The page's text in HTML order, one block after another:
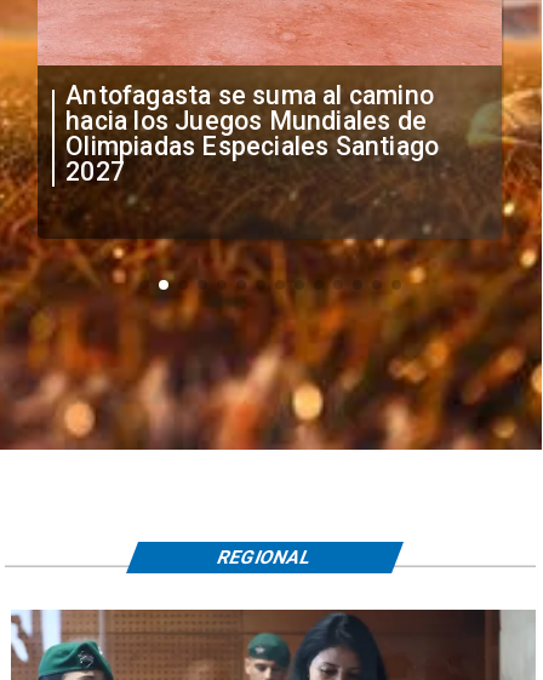
"Falta de profesionalismo": Sifup
anuncia medidas por situación
irregular de futbolistas
extranjeros
REGIONAL